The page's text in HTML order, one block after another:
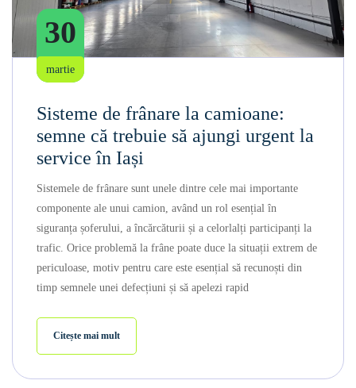
30
martie
Sisteme de frânare la camioane:
semne că trebuie să ajungi urgent la
service în Iași
Sistemele de frânare sunt unele dintre cele mai importante
componente ale unui camion, având un rol esențial în
siguranța șoferului, a încărcăturii și a celorlalți participanți la
trafic. Orice problemă la frâne poate duce la situații extrem de
periculoase, motiv pentru care este esențial să recunoști din
timp semnele unei defecțiuni și să apelezi rapid
Citește mai mult